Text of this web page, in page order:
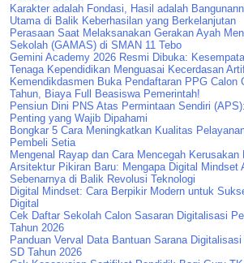
Karakter adalah Fondasi, Hasil adalah
Utama di Balik Keberhasilan yang Berkelanjutan
Perasaan Saat Melaksanakan Gerakan Ayah
Sekolah (GAMAS) di SMAN 11 Tebo
Gemini Academy 2026 Resmi Dibuka:
Tenaga Kependidikan Menguasai Kecerdasan
Kemendikdasmen Buka Pendaftaran PPG Calon
Tahun, Biaya Full Beasiswa Pemerintah!
Pensiun Dini PNS Atas Permintaan Sendiri
Penting yang Wajib Dipahami
Bongkar 5 Cara Meningkatkan Kualitas
Pembeli Setia
Mengenal Rayap dan Cara Mencegah Kerusakan
Arsitektur Pikiran Baru: Mengapa Digital Mindset
Sebenarnya di Balik Revolusi Teknologi
Digital Mindset: Cara Berpikir Modern untuk
Digital
Cek Daftar Sekolah Calon Sasaran Digitalisasi
Tahun 2026
Panduan Verval Data Bantuan Sarana
SD Tahun 2026